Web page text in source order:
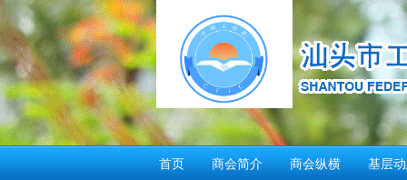
首页 商会简介 商会纵横 基层